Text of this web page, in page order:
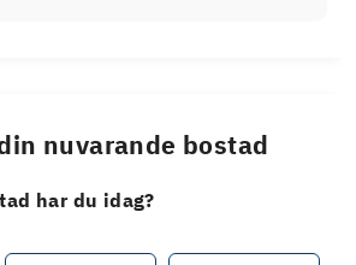
nuvarande bostad
har du idag?